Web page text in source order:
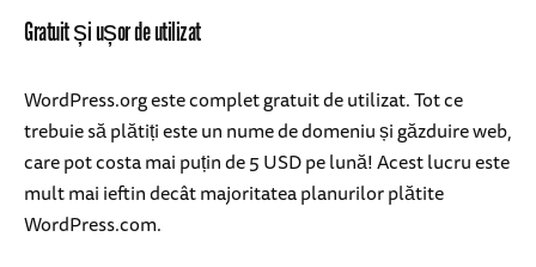
Gratuit și ușor de utilizat
WordPress.org este complet gratuit de utilizat. Tot ce
trebuie să plătiți este un nume de domeniu și găzduire web,
care pot costa mai puțin de 5 USD pe lună! Acest lucru este
mult mai ieftin decât majoritatea planurilor plătite
WordPress.com.